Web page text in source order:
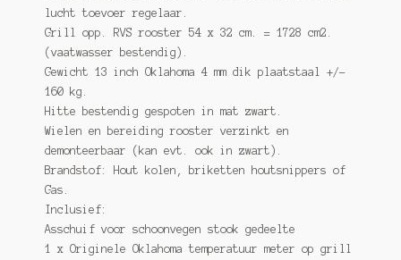
lucht toevoer regelaar.
Grill opp. RVS rooster 54 x 32 cm. = 1728 cm2.
(vaatwasser bestendig).
Gewicht 13 inch Oklahoma 4 mm dik plaatstaal +/-
160 kg.
Hitte bestendig gespoten in mat zwart.
Wielen en bereiding rooster verzinkt en
demonteerbaar (kan evt. ook in zwart).
Brandstof: Hout kolen, briketten houtsnippers of
Gas.
Inclusief:
Asschuif voor schoonvegen stook gedeelte
1 x Originele Oklahoma temperatuur meter op grill